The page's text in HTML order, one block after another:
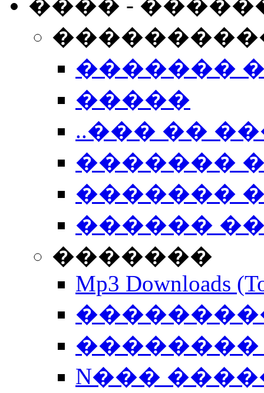
�������
�����
..��� ��
�������
�������
������
�������
Mp3 Downloads
��������
N���